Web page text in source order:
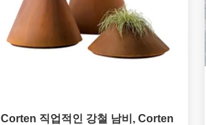
Corten 직업적인 강철 남비, Corten